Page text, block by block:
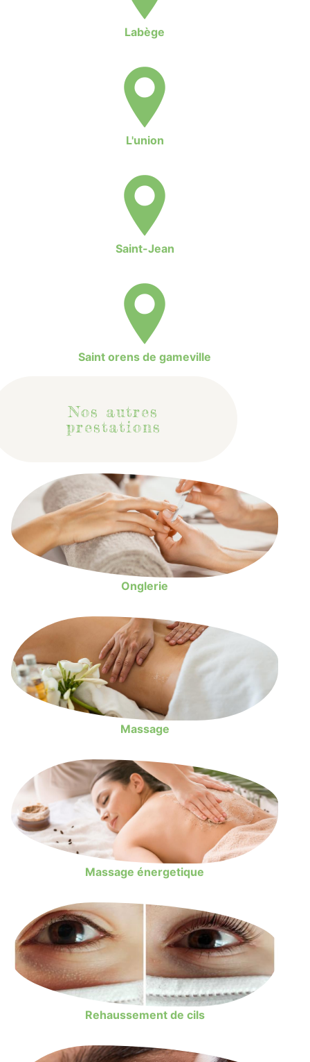
Labège
L'union
Saint-Jean
Saint orens de gameville
Nos autres
prestations
Onglerie
Massage
Massage énergetique
Rehaussement de cils